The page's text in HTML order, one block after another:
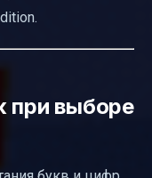
при выборе